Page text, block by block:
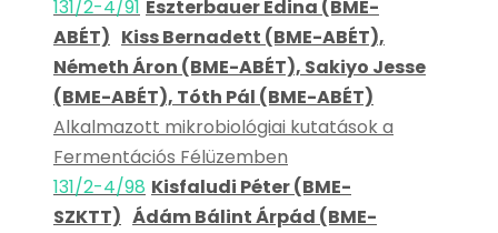
131/2-4/91 Eszterbauer Edina (BME-
ABÉT) Kiss Bernadett (BME-ABÉT),
Németh Áron (BME-ABÉT), Sakiyo Jesse
(BME-ABÉT), Tóth Pál (BME-ABÉT)
Alkalmazott mikrobiológiai kutatások a
Fermentációs Félüzemben
131/2-4/98 Kisfaludi Péter (BME-
SZKTT) Ádám Bálint Árpád (BME-